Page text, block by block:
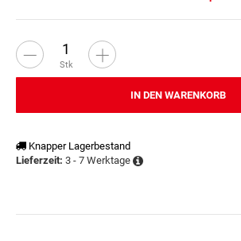
Stk
IN DEN WARENKORB
Knapper Lagerbestand
Lieferzeit: 3 - 7 Werktage